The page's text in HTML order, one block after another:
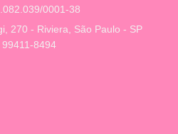
0001-38
270 - Riviera, São Paulo - SP
99411-8494